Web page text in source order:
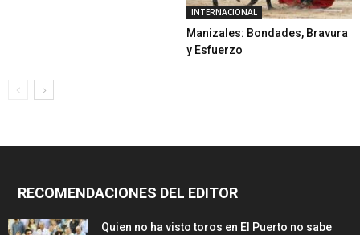
INTERNACIONAL
Manizales: Bondades, Bravura
y Esfuerzo
RECOMENDACIONES DEL EDITOR
Quien no ha visto toros en El Puerto no sabe